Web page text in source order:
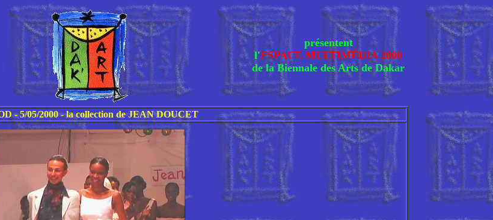
présentent
l'ESPACE MULTIMÉDIA 2000
de la Biennale des Arts de Dakar
- 5/05/2000 - la collection de JEAN DOUCET